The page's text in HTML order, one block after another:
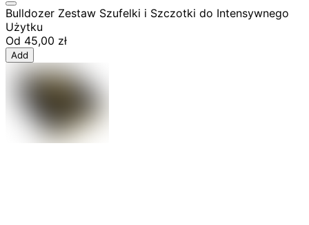
Bulldozer Zestaw Szufelki i Szczotki do Intensywnego
Użytku
Od 45,00 zł
Add